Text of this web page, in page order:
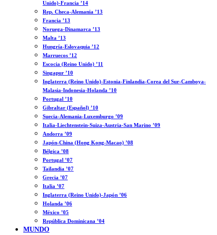
Unido)-Francia ’14
Rep. Checa-Alemania ’13
Francia ’13
Noruega-Dinamarca ’13
Malta ’13
Hungría-Eslovaquia ’12
Marruecos ’12
Escocia (Reino Unido) ’11
Singapur ’10
Inglaterra (Reino Unido)-Estonia-Finlandia-Corea del Sur-Camboya-
Malasia-Indonesia-Holanda ’10
Portugal ’10
Gibraltar (Español) ’10
Suecia-Alemania-Luxemburgo ’09
Italia-Liechtenstein-Suiza-Austria-San Marino ’09
Andorra ’09
Japón-China (Hong Kong-Macao) ’08
Bélgica ’08
Portugal ’07
Tailandia ’07
Grecia ’07
Italia ’07
Inglaterra (Reino Unido)-Japón ’06
Holanda ’06
México ’05
República Dominicana ’04
MUNDO